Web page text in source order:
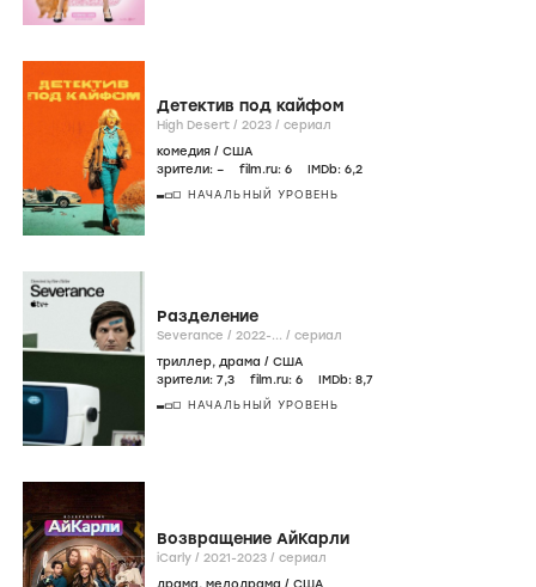
Детектив под кайфом
High Desert / 2023 / сериал
комедия / США
зрители: – film.ru: 6 IMDb: 6,2
НАЧАЛЬНЫЙ УРОВЕНЬ
Разделение
Severance / 2022-... / сериал
триллер, драма / США
зрители: 7,3 film.ru: 6 IMDb: 8,7
НАЧАЛЬНЫЙ УРОВЕНЬ
Возвращение АйКарли
iCarly / 2021-2023 / сериал
драма, мелодрама / США